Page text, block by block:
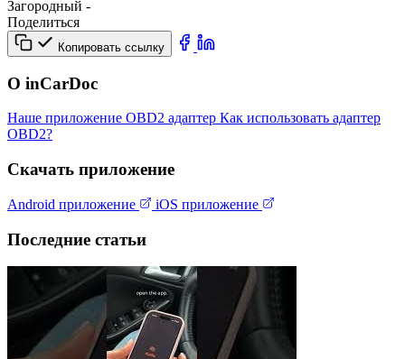
Загородный -
Поделиться
Копировать ссылку
О inCarDoc
Наше приложение OBD2 адаптер Как использовать адаптер
OBD2?
Скачать приложение
Android приложение iOS приложение
Последние статьи